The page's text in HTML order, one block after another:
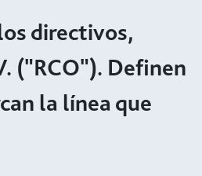
directivos,
("RCO"). Definen
la línea que